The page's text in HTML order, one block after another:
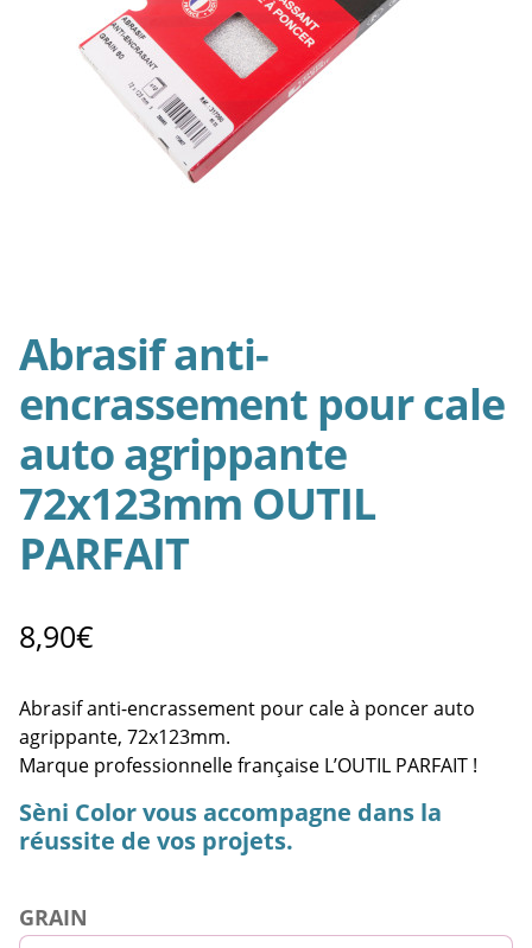
Packs habitation
Abrasif anti-
encrassement pour cale
auto agrippante
72x123mm OUTIL
PARFAIT
8,90€
Abrasif anti-encrassement pour cale à poncer auto
agrippante, 72x123mm.
Marque professionnelle française L’OUTIL PARFAIT !
Sèni Color vous accompagne dans la
réussite de vos projets.
GRAIN